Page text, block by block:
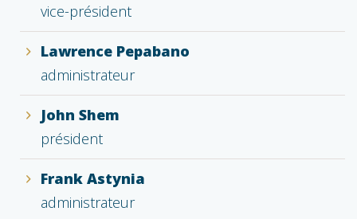
vice-président
Lawrence Pepabano
administrateur
John Shem
président
Frank Astynia
administrateur